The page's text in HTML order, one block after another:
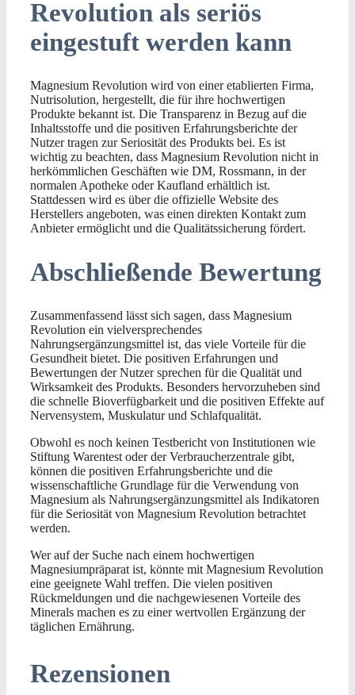
Revolution als seriös
eingestuft werden kann
Magnesium Revolution wird von einer etablierten Firma,
Nutrisolution, hergestellt, die für ihre hochwertigen
Produkte bekannt ist. Die Transparenz in Bezug auf die
Inhaltsstoffe und die positiven Erfahrungsberichte der
Nutzer tragen zur Seriosität des Produkts bei. Es ist
wichtig zu beachten, dass Magnesium Revolution nicht in
herkömmlichen Geschäften wie DM, Rossmann, in der
normalen Apotheke oder Kaufland erhältlich ist.
Stattdessen wird es über die offizielle Website des
Herstellers angeboten, was einen direkten Kontakt zum
Anbieter ermöglicht und die Qualitätssicherung fördert.
Abschließende Bewertung
Zusammenfassend lässt sich sagen, dass Magnesium
Revolution ein vielversprechendes
Nahrungsergänzungsmittel ist, das viele Vorteile für die
Gesundheit bietet. Die positiven Erfahrungen und
Bewertungen der Nutzer sprechen für die Qualität und
Wirksamkeit des Produkts. Besonders hervorzuheben sind
die schnelle Bioverfügbarkeit und die positiven Effekte auf
Nervensystem, Muskulatur und Schlafqualität.
Obwohl es noch keinen Testbericht von Institutionen wie
Stiftung Warentest oder der Verbraucherzentrale gibt,
können die positiven Erfahrungsberichte und die
wissenschaftliche Grundlage für die Verwendung von
Magnesium als Nahrungsergänzungsmittel als Indikatoren
für die Seriosität von Magnesium Revolution betrachtet
werden.
Wer auf der Suche nach einem hochwertigen
Magnesiumpräparat ist, könnte mit Magnesium Revolution
eine geeignete Wahl treffen. Die vielen positiven
Rückmeldungen und die nachgewiesenen Vorteile des
Minerals machen es zu einer wertvollen Ergänzung der
täglichen Ernährung.
Rezensionen